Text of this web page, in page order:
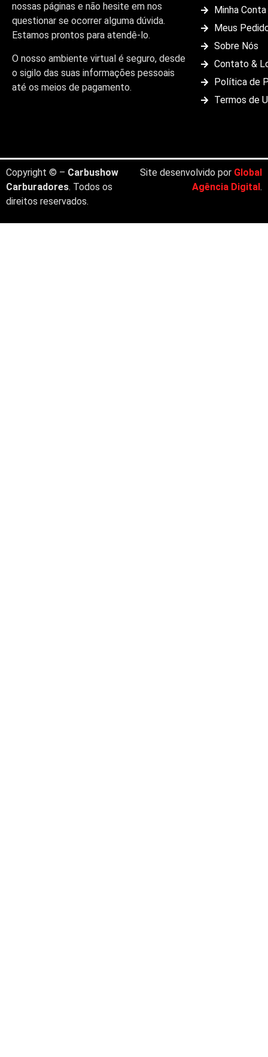
nossas páginas e não hesite em nos
questionar se ocorrer alguma dúvida.
Estamos prontos para atendê-lo.
O nosso ambiente virtual é seguro, desde
o sigilo das suas informações pessoais
até os meios de pagamento.
Minha Conta
Meus
Sobre Nós
Contato &
Política de
Termos de
Copyright © – Carbushow
Carburadores. Todos os
direitos reservados.
Site desenvolvido por Global
Agência Digital.